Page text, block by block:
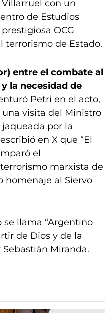
con un
de Estudios
OCG
terrorismo de Estado.
entre el combate al
la necesidad de
Petri en el acto,
visita del Ministro
por la
en X que “El
el
marxista de
homenaje al Siervo
se llama “Argentino
de Dios y de la
Sebastián Miranda.